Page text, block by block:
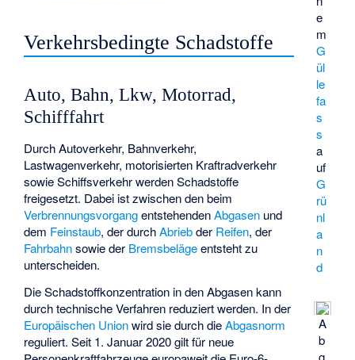
e
m
G
ül
le
fa
s
s
a
uf
G
rü
nl
a
n
d
Verkehrsbedingte Schadstoffe
Auto, Bahn, Lkw, Motorrad,
Schifffahrt
A
b
g
Durch Autoverkehr, Bahnverkehr,
Lastwagenverkehr, motorisierten Kraftradverkehr
sowie Schiffsverkehr werden Schadstoffe
freigesetzt. Dabei ist zwischen den beim
VerbrennungsvorgangentstehendenAbgasen und
dem Feinstaub, der durchAbriebder Reifen, der
Fahrbahnsowie der Bremsbelägeentsteht zu
unterscheiden.
Die Schadstoffkonzentration in den Abgasen kann
durch technische Verfahren reduziert werden. In der
Europäischen Unionwird sie durch dieAbgasnorm
reguliert. Seit 1. Januar 2020 gilt für neue